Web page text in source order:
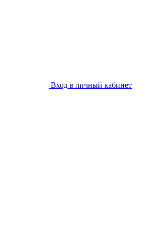
Вход в личный кабинет